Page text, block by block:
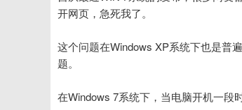
开网页，急死我了。
这个问题在Windows XP系统下也是普
题。
在Windows 7系统下，当电脑开机一段